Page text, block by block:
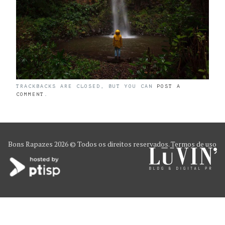
TRACKBACKS ARE CLOSED, BUT YOU CAN POST A
COMMENT
Bons Rapazes 2026 © Todos os direitos reservados.Termos de uso